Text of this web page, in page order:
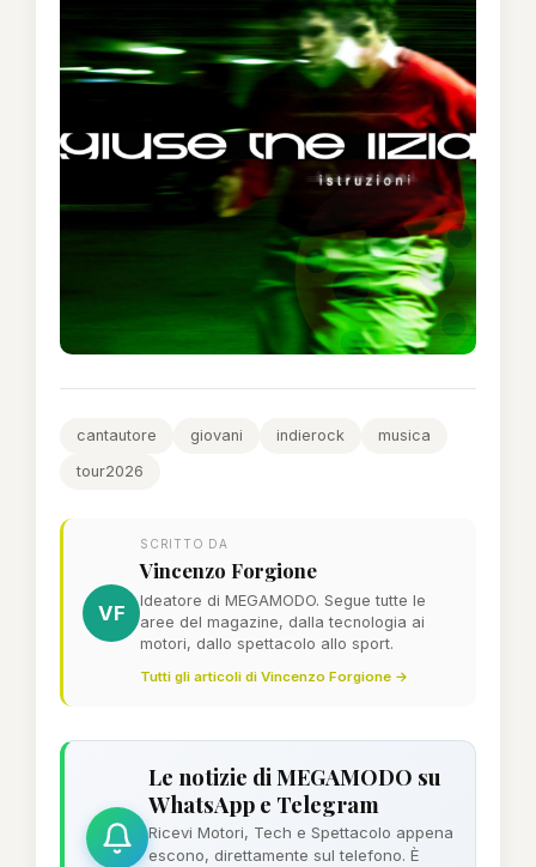
cantautore giovani indierock
musica
tour2026
VF
SCRITTO DA
Vincenzo Forgione
Ideatore di MEGAMODO. Segue tutte le
aree del magazine, dalla tecnologia ai
motori, dallo spettacolo allo sport.
Tutti gli articoli di Vincenzo Forgione →
Le notizie di MEGAMODO su
WhatsApp e Telegram
Ricevi Motori, Tech e Spettacolo appena
escono, direttamente sul telefono. È